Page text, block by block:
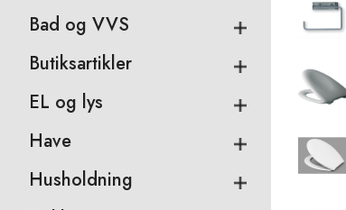
Bad og VVS
Butiksartikler
EL og lys
Have
Husholdning